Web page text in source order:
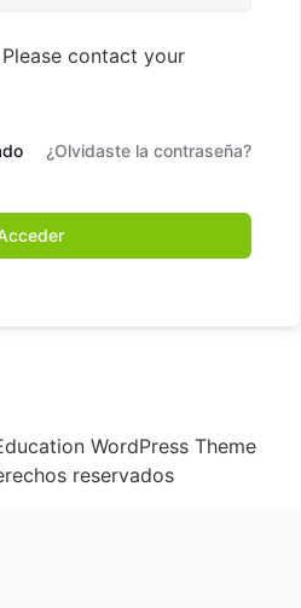
contact your
¿Olvidaste la contraseña?
WordPress Theme
reservados